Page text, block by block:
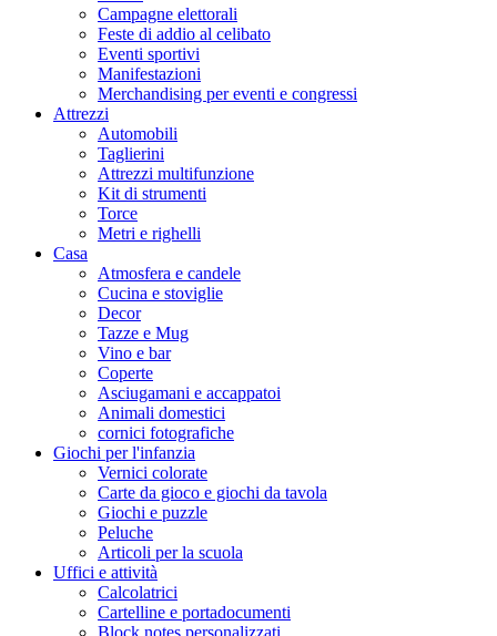
Campagne elettorali
Feste di addio al celibato
Eventi sportivi
Manifestazioni
Merchandising per eventi e congressi
Attrezzi
Automobili
Taglierini
Attrezzi multifunzione
Kit di strumenti
Torce
Metri e righelli
Casa
Atmosfera e candele
Cucina e stoviglie
Decor
Tazze e Mug
Vino e bar
Coperte
Asciugamani e accappatoi
Animali domestici
cornici fotografiche
Giochi per l'infanzia
Vernici colorate
Carte da gioco e giochi da tavola
Giochi e puzzle
Peluche
Articoli per la scuola
Uffici e attività
Calcolatrici
Cartelline e portadocumenti
Block notes personalizzati